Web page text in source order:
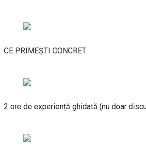
CE PRIMEȘTI CONCRET
2 ore de experiență ghidată (nu doar